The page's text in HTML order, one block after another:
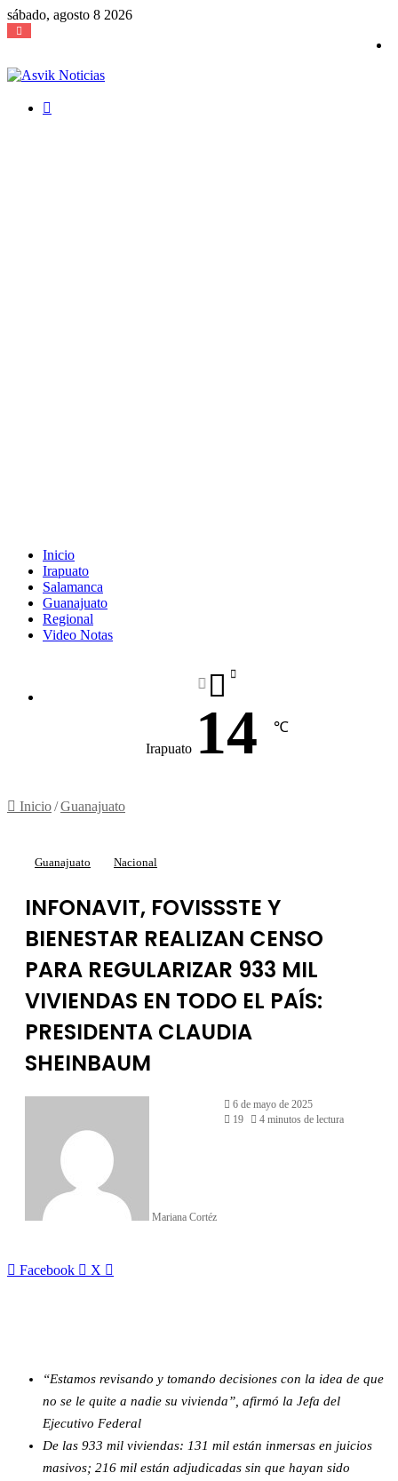
sábado, agosto 8 2026
Inicio
Irapuato
Salamanca
Guanajuato
Regional
Video Notas
Irapuato 14 ℃
Inicio/Guanajuato
Guanajuato Nacional
INFONAVIT, FOVISSSTE Y
BIENESTAR REALIZAN CENSO
PARA REGULARIZAR 933 MIL
VIVIENDAS EN TODO EL PAÍS:
PRESIDENTA CLAUDIA
SHEINBAUM
Mariana Cortéz
6 de mayo de 2025
19
4 minutos de lectura
Facebook X
“Estamos revisando y tomando decisiones con la idea de que
no se le quite a nadie su vivienda”, afirmó la Jefa del
Ejecutivo Federal
De las 933 mil viviendas: 131 mil están inmersas en juicios
masivos; 216 mil están adjudicadas sin que hayan sido